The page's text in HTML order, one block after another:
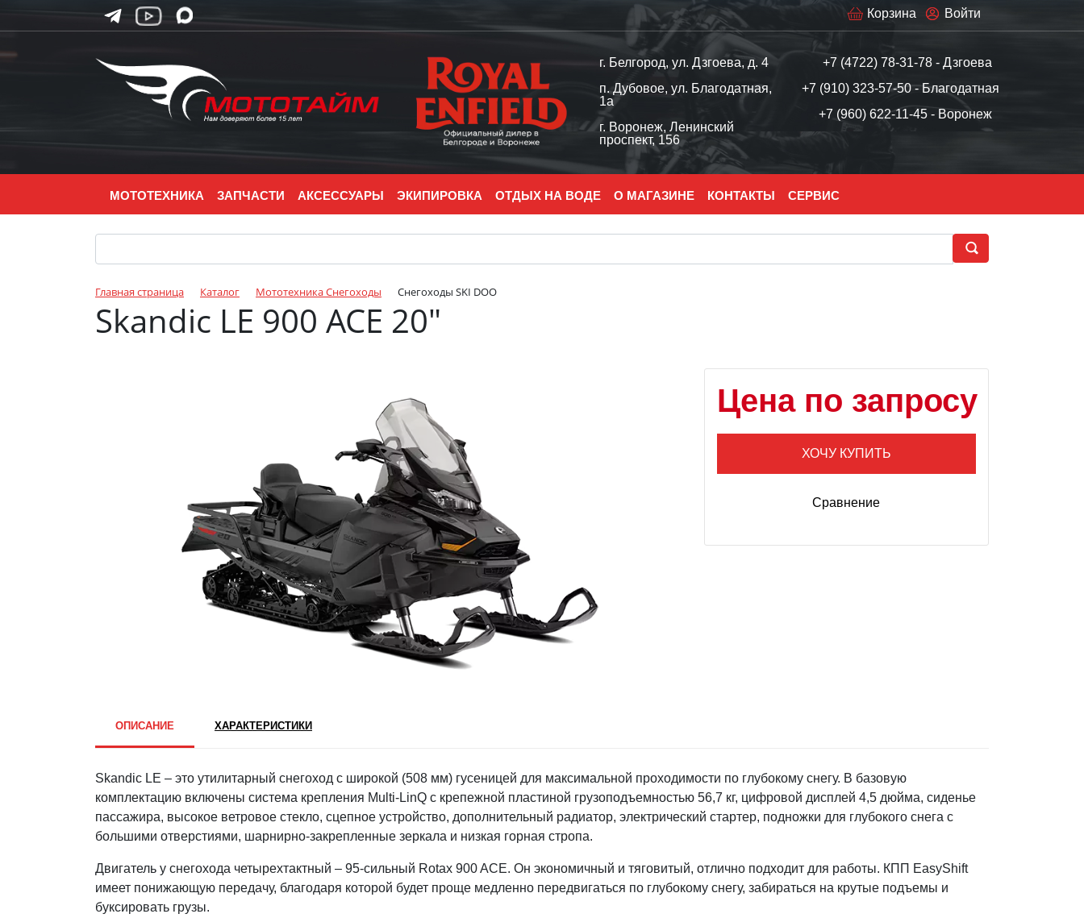
Войти
Корзина
г. Белгород, ул. Дзгоева, д. 4
п. Дубовое, ул. Благодатная,
1а
г. Воронеж, Ленинский
проспект, 156
+7 (4722) 78-31-78 - Дзгоева
+7 (910) 323-57-50 - Благодатная
+7 (960) 622-11-45 - Воронеж
МОТОТЕХНИКА ЗАПЧАСТИ АКСЕССУАРЫ ЭКИПИРОВКА ОТДЫХ НА ВОДЕ О МАГАЗИНЕ КОНТАКТЫ СЕРВИС
Главная страница Каталог Мототехника Снегоходы Снегоходы SKI DOO
Skandic LE 900 ACE 20″
Цена по запросу
ХОЧУ КУПИТЬ
Сравнение
ОПИСАНИЕ ХАРАКТЕРИСТИКИ
Skandic LE – это утилитарный снегоход с широкой (508 мм) гусеницей для максимальной проходимости по глубокому снегу. В базовую
комплектацию включены система крепления Multi-LinQ с крепежной пластиной грузоподъемностью 56,7 кг, цифровой дисплей 4,5 дюйма, сиденье
пассажира, высокое ветровое стекло, сцепное устройство, дополнительный радиатор, электрический стартер, подножки для глубокого снега с
большими отверстиями, шарнирно-закрепленные зеркала и низкая горная стропа.
Двигатель у снегохода четырехтактный – 95-сильный Rotax 900 ACE. Он экономичный и тяговитый, отлично подходит для работы. КПП EasyShift
имеет понижающую передачу, благодаря которой будет проще медленно передвигаться по глубокому снегу, забираться на крутые подъемы и
буксировать грузы.